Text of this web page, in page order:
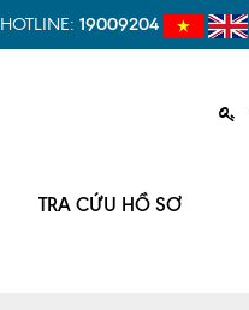
HOTLINE: 19009204
TRA CỨU HỒ SƠ